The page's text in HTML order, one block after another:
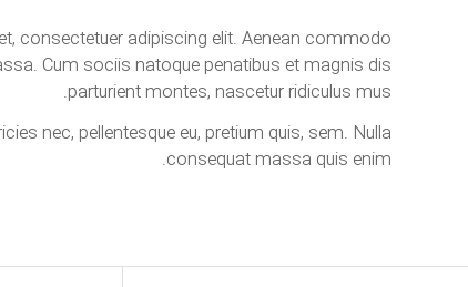
consectetuer adipiscing elit. Aenean commodo
Cum sociis natoque penatibus et magnis dis
parturient montes, nascetur ridiculus mus.
nec, pellentesque eu, pretium quis, sem. Nulla
consequat massa quis enim.